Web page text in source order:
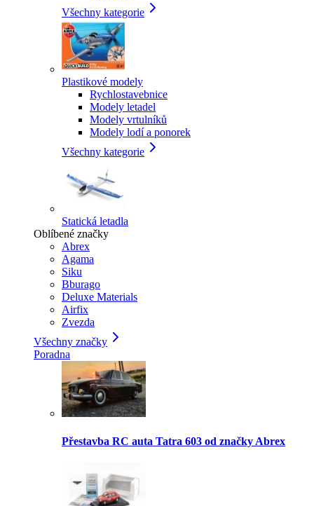
Všechny kategorie
Plastikové modely
Rychlostavebnice
Modely letadel
Modely vrtulníků
Modely lodí a ponorek
Všechny kategorie
Statická letadla
Oblíbené značky
Abrex
Agama
Siku
Bburago
Deluxe Materials
Airfix
Zvezda
Všechny značky
Poradna
Přestavba RC auta Tatra 603 od značky Abrex